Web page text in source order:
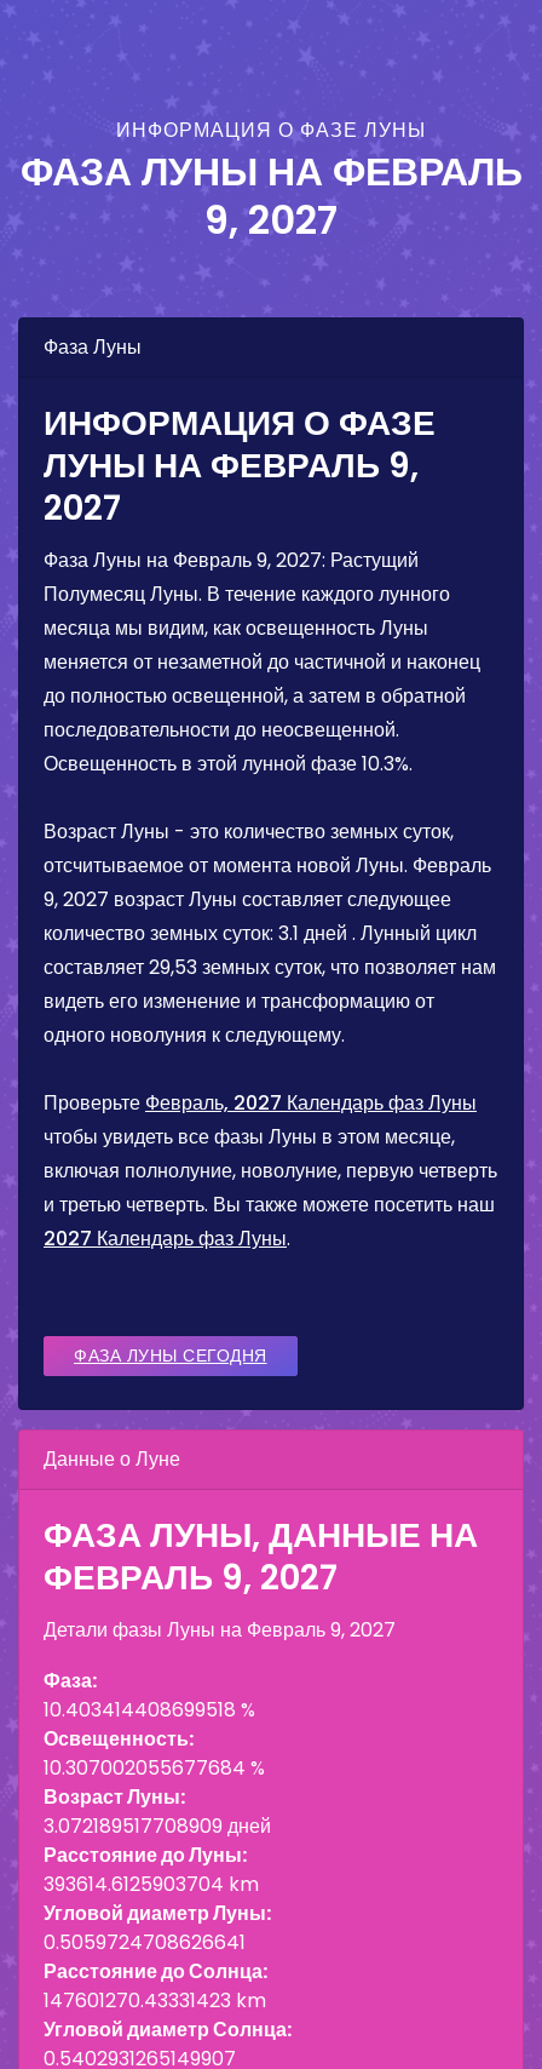
ИНФОРМАЦИЯ О ФАЗЕ ЛУНЫ
ФАЗА ЛУНЫ НА ФЕВРАЛЬ
9, 2027
Фаза Луны
ИНФОРМАЦИЯ О ФАЗЕ
ЛУНЫ НА ФЕВРАЛЬ 9,
2027
Фаза Луны на Февраль 9, 2027: Растущий
Полумесяц Луны. В течение каждого лунного
месяца мы видим, как освещенность Луны
меняется от незаметной до частичной и наконец
до полностью освещенной, а затем в обратной
последовательности до неосвещенной.
Освещенность в этой лунной фазе10.3%.
Возраст Луны - это количество земных суток,
отсчитываемое от момента новой Луны. Февраль
9, 2027 возраст Луны составляет следующее
количество земных суток: 3.1 дней . Лунный цикл
составляет 29,53 земных суток, что позволяет нам
видеть его изменение и трансформацию от
одного новолуния к следующему.
Проверьте Февраль, 2027 Календарь фаз Луны
чтобы увидеть все фазы Луны в этом месяце,
включая полнолуние, новолуние, первую четверть
и третью четверть. Вы также можете посетить наш
2027 Календарь фаз Луны.
ФАЗА ЛУНЫ СЕГОДНЯ
Данные о Луне
ФАЗА ЛУНЫ, ДАННЫЕ НА
ФЕВРАЛЬ 9, 2027
Детали фазы Луны на Февраль 9, 2027
Фаза:
10.403414408699518 %
Освещенность:
10.307002055677684 %
Возраст Луны:
3.072189517708909 дней
Расстояние до Луны:
393614.6125903704 km
Угловой диаметр Луны:
0.5059724708626641
Расстояние до Солнца:
147601270.43331423 km
Угловой диаметр Солнца:
0.5402931265149907